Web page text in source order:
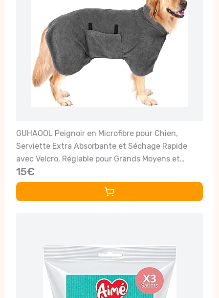
GUHAOOL Peignoir en Microfibre pour Chien,
Serviette Extra Absorbante et Séchage Rapide
avec Velcro, Réglable pour Grands Moyens et
Petits Chiens, Gris, L
15€